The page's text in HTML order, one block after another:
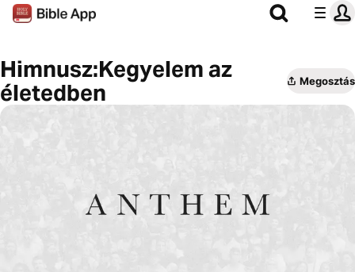
Himnusz:Kegyelem az
életedben
Megosztás